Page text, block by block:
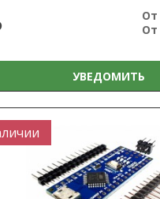
От
От
УВЕДОМИТЬ